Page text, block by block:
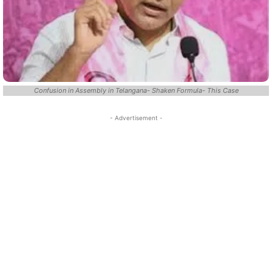
Confusion in Assembly in Telangana- Shaken Formula- This Case
- Advertisement -